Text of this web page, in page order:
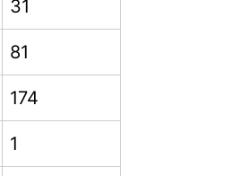
31
81
174
1